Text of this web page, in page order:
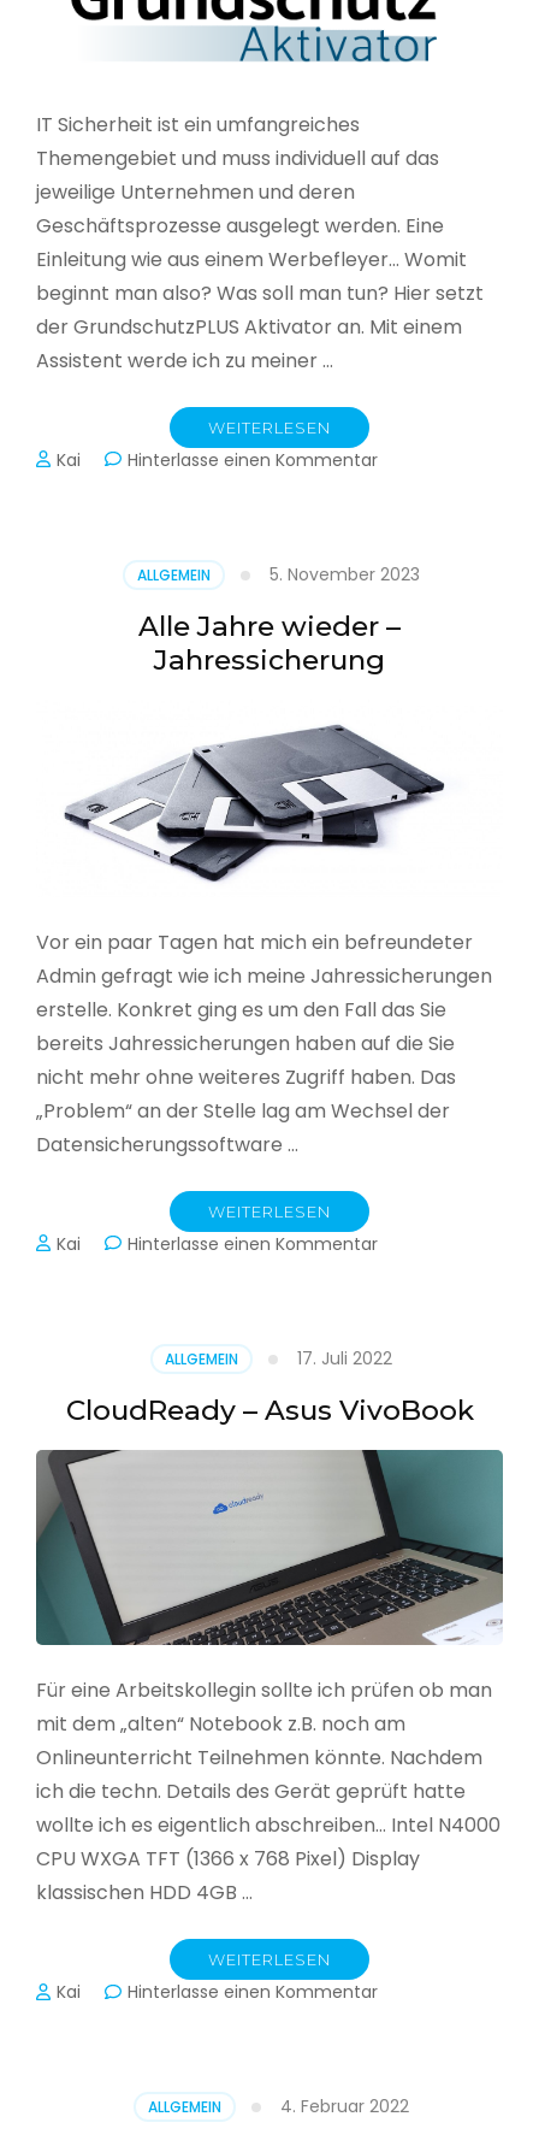
IT Sicherheit ist ein umfangreiches
Themengebiet und muss individuell auf das
jeweilige Unternehmen und deren
Geschäftsprozesse ausgelegt werden. Eine
Einleitung wie aus einem Werbefleyer… Womit
beginnt man also? Was soll man tun? Hier setzt
der GrundschutzPLUS Aktivator an. Mit einem
Assistent werde ich zu meiner …
WEITERLESEN
Kai Hinterlasse einen Kommentarzu
ALLGEMEIN 5. November 2023
Alle Jahre wieder –
Jahressicherung
Vor ein paar Tagen hat mich ein befreundeter
Admin gefragt wie ich meine Jahressicherungen
erstelle. Konkret ging es um den Fall das Sie
bereits Jahressicherungen haben auf die Sie
nicht mehr ohne weiteres Zugriff haben. Das
„Problem“ an der Stelle lag am Wechsel der
Datensicherungssoftware …
WEITERLESEN
Kai Hinterlasse einen Kommentarzu
Jahressicherung
ALLGEMEIN 17. Juli 2022
CloudReady – Asus VivoBook
Für eine Arbeitskollegin sollte ich prüfen ob man
mit dem „alten“ Notebook z.B. noch am
Onlineunterricht Teilnehmen könnte. Nachdem
ich die techn. Details des Gerät geprüft hatte
wollte ich es eigentlich abschreiben… Intel N4000
CPU WXGA TFT (1366 x 768 Pixel) Display
klassischen HDD 4GB …
WEITERLESEN
Kai Hinterlasse einen Kommentarzu
ALLGEMEIN 4. Februar 2022